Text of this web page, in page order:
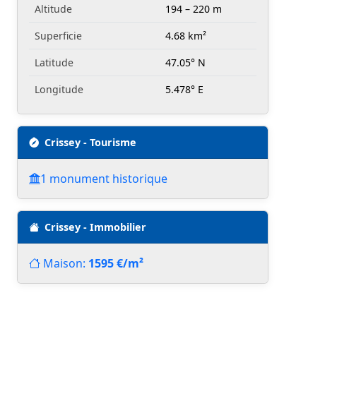
Altitude
194 – 220 m
Superficie
4.68 km²
Latitude
47.05° N
Longitude
5.478° E
Crissey - Tourisme
1 monument historique
Crissey - Immobilier
Maison: 1595 €/m²